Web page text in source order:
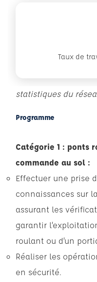
Taux de
statistiques du
Programme
Catégorie 1 : ponts
commande au sol :
Effectuer une prise
connaissances sur
assurant les
garantir
roulant ou d’un
Réaliser les
en sécurité.